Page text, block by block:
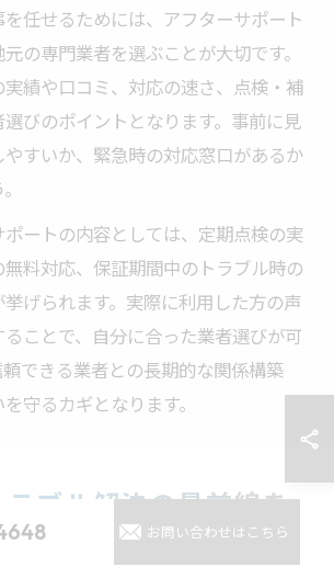
任せるためには、アフターサポート
の専門業者を選ぶことが大切です。
績や口コミ、対応の速さ、点検・補
びのポイントとなります。事前に見
すいか、緊急時の対応窓口があるか
ポートの内容としては、定期点検の実
料対応、保証期間中のトラブル時の
げられます。実際に利用した方の声
ことで、自分に合った業者選びが可
できる業者との長期的な関係構築
守るカギとなります。
ブル解決の最前線を
お問い合わせはこちら